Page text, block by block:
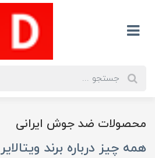
محصولات ضد جوش ایرانی
همه چیز درباره برند